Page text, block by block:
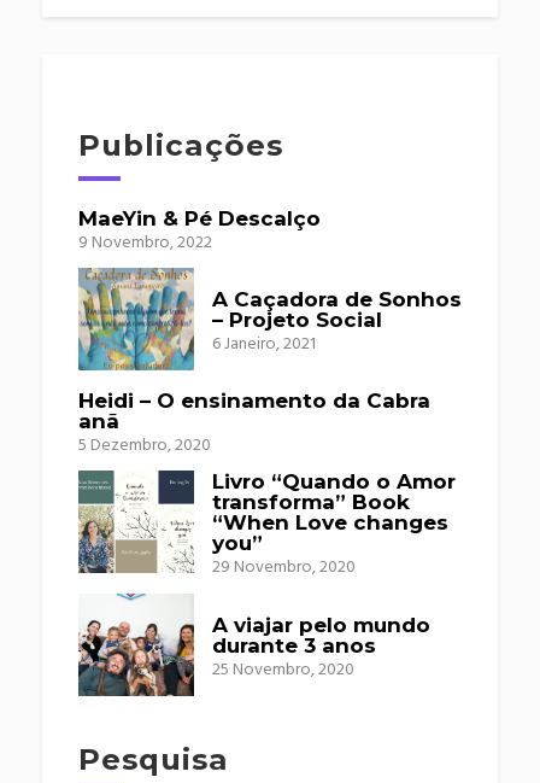
Publicações
MaeYin & Pé Descalço
9 Novembro, 2022
A Caçadora de Sonhos
– Projeto Social
6 Janeiro, 2021
Heidi – O ensinamento da Cabra
anã
5 Dezembro, 2020
Livro “Quando o Amor
transforma” Book
“When Love changes
you”
29 Novembro, 2020
A viajar pelo mundo
durante 3 anos
25 Novembro, 2020
Pesquisa